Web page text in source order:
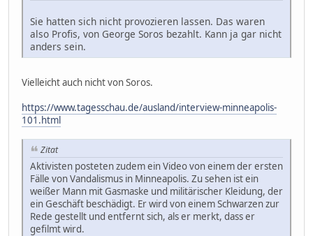
Sie hatten sich nicht provozieren lassen. Das waren
also Profis, von George Soros bezahlt. Kann ja gar nicht
anders sein.
Vielleicht auch nicht von Soros.
https://www.tagesschau.de/ausland/interview-minneapolis-
101.html
Zitat
Aktivisten posteten zudem ein Video von einem der ersten
Fälle von Vandalismus in Minneapolis. Zu sehen ist ein
weißer Mann mit Gasmaske und militärischer Kleidung, der
ein Geschäft beschädigt. Er wird von einem Schwarzen zur
Rede gestellt und entfernt sich, als er merkt, dass er
gefilmt wird.